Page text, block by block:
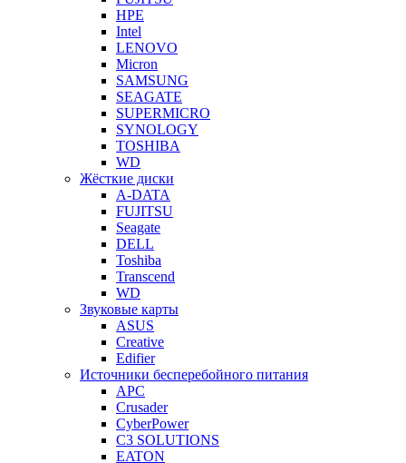
HPE
Intel
LENOVO
Micron
SAMSUNG
SEAGATE
SUPERMICRO
SYNOLOGY
TOSHIBA
WD
Жёсткие диски
A-DATA
FUJITSU
Seagate
DELL
Toshiba
Transcend
WD
Звуковые карты
ASUS
Creative
Edifier
Источники бесперебойного питания
APC
Crusader
CyberPower
C3 SOLUTIONS
EATON